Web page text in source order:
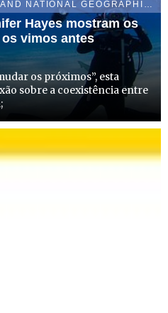
Hayes mostram os
vimos antes
os próximos”, esta
sobre a coexistência entre